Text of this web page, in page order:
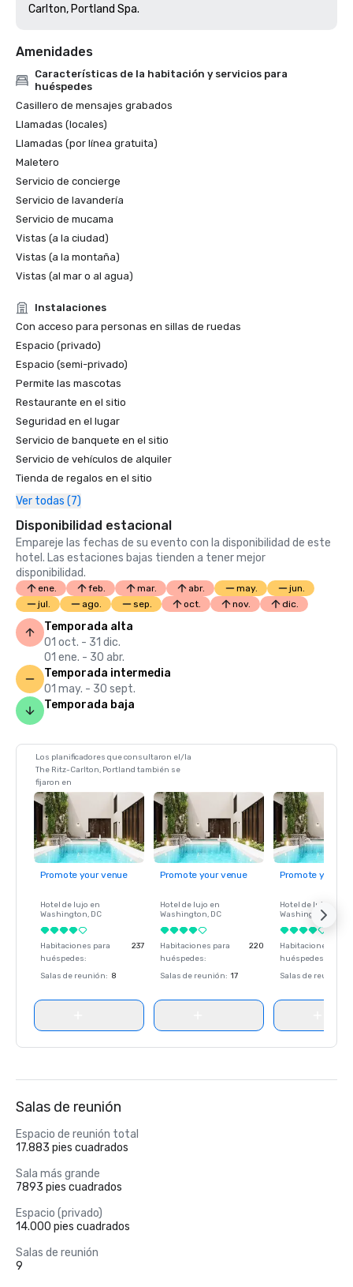
Amenidades
Características de la habitación y servicios para
huéspedes
Casillero de mensajes grabados
Llamadas (locales)
Llamadas (por línea gratuita)
Maletero
Servicio de concierge
Servicio de lavandería
Servicio de mucama
Vistas (a la ciudad)
Vistas (a la montaña)
Vistas (al mar o al agua)
Instalaciones
Con acceso para personas en sillas de ruedas
Espacio (privado)
Espacio (semi-privado)
Permite las mascotas
Restaurante en el sitio
Seguridad en el lugar
Servicio de banquete en el sitio
Servicio de vehículos de alquiler
Tienda de regalos en el sitio
Ver todas (7)
Disponibilidad estacional
Empareje las fechas de su evento con la disponibilidad de este
hotel. Las estaciones bajas tienden a tener mejor
disponibilidad.
ene. feb. mar. abr. may.
jun.
jul.
ago. sep. oct. nov. dic.
Temporada alta
01 oct. - 31 dic.
01 ene. - 30 abr.
Temporada intermedia
01 may. - 30 sept.
Temporada baja
Los planificadores que consultaron el/la
The Ritz-Carlton, Portland también se
fijaron en
Promote your venue
Hotel de lujo en
Washington, DC
Habitaciones para
huéspedes:
237
Salas de reunión: 8
Promote your venue
Hotel de lujo en
Washington, DC
Habitaciones para
huéspedes:
220
Salas de reunión: 17
Promote your
Hotel de lujo en
Washington
Habitaciones para
huéspedes
Salas de reunión
Salas de reunión
Espacio de reunión total
17.883 pies cuadrados
Sala más grande
7893 pies cuadrados
Espacio (privado)
14.000 pies cuadrados
Salas de reunión
9